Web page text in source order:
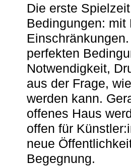
Die erste
Bedingungen:
perfekten
Notwendigkeit,
aus der Frage,
werden kann.
offenes Haus
offen für
neue
Begegnung.